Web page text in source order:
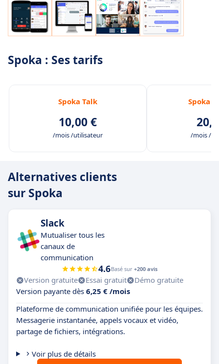
Spoka : Ses tarifs
Spoka Talk
10,00 €
/mois /utilisateur
Spoka
/mois /
Alternatives clients
sur Spoka
Slack
Mutualiser tous les
canaux de
communication
4.6Basé sur +200 avis
Version gratuite Essai gratuit
Démo gratuite
Version payante dès 6,25 € /mois
Plateforme de communication unifiée pour les équipes.
Messagerie instantanée, appels vocaux et vidéo,
partage de fichiers, intégrations.
Voir plus de détails